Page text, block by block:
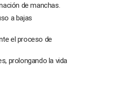
de manchas.
a bajas
el proceso de
prolongando la vida